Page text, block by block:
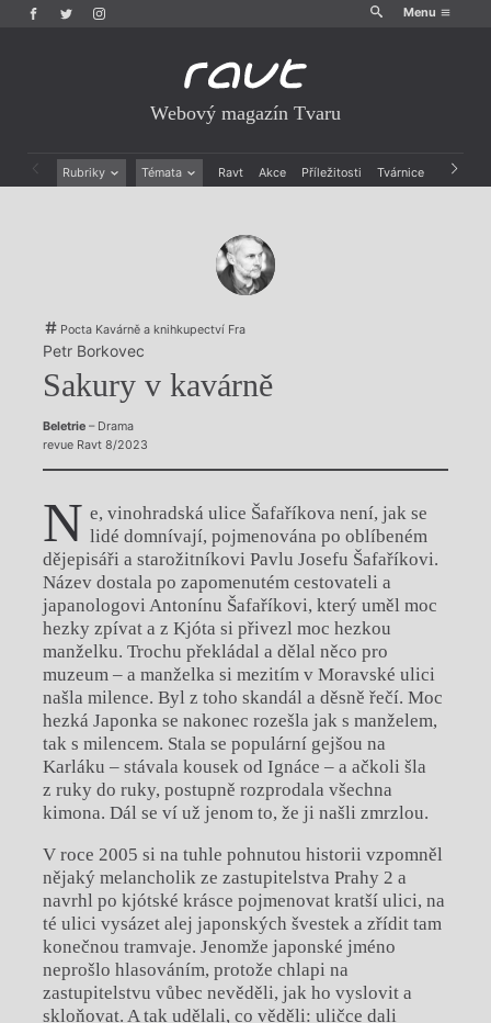
Menu
Webový magazín Tvaru
Rubriky Témata Ravt Akce Příležitosti Tvárnice Archiv
Výroční ceny
Pocta Kavárně a knihkupectví Fra
Petr Borkovec
Sakury v kavárně
Beletrie– Drama
revue Ravt 8/2023
N e, vinohradská ulice Šafaříkova není, jak se
lidé domnívají, pojmenována po oblíbeném
dějepisáři a starožitníkovi Pavlu Josefu Šafaříkovi.
Název dostala po zapomenutém cestovateli a
japanologovi Antonínu Šafaříkovi, který uměl moc
hezky zpívat a z Kjóta si přivezl moc hezkou
manželku. Trochu překládal a dělal něco pro
muzeum – a manželka si mezitím v Moravské ulici
našla milence. Byl z toho skandál a děsně řečí. Moc
hezká Japonka se nakonec rozešla jak s manželem,
tak s milencem. Stala se populární gejšou na
Karláku – stávala kousek od Ignáce – a ačkoli šla
z ruky do ruky, postupně rozprodala všechna
kimona. Dál se ví už jenom to, že ji našli zmrzlou.
V roce 2005 si na tuhle pohnutou historii vzpomněl
nějaký melancholik ze zastupitelstva Prahy 2 a
navrhl po kjótské krásce pojmenovat kratší ulici, na
té ulici vysázet alej japonských švestek a zřídit tam
konečnou tramvaje. Jenomže japonské jméno
neprošlo hlasováním, protože chlapi na
zastupitelstvu vůbec nevěděli, jak ho vyslovit a
skloňovat. A tak udělali, co věděli: uličce dali